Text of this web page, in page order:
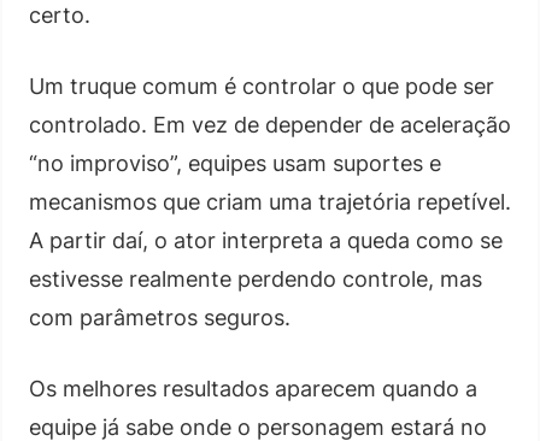
certo.
Um truque comum é controlar o que pode ser
controlado. Em vez de depender de aceleração
“no improviso”, equipes usam suportes e
mecanismos que criam uma trajetória repetível.
A partir daí, o ator interpreta a queda como se
estivesse realmente perdendo controle, mas
com parâmetros seguros.
Os melhores resultados aparecem quando a
equipe já sabe onde o personagem estará no